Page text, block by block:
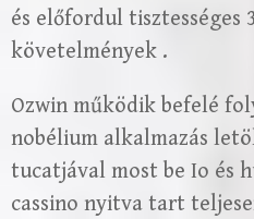
és előfordul tisztességes
követelmények .
Ozwin működik befelé
nobélium alkalmazás
tucatjával most be Io és
cassino nyitva tart